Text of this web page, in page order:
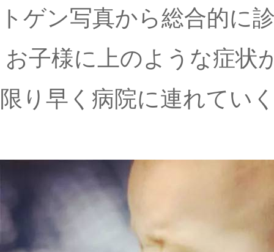
トゲン写真から総合的に
お子様に上のような症状
限り早く病院に連れてい